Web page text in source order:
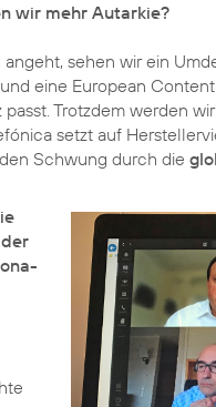
wir mehr Autarkie?
sehen wir ein
eine European
Trotzdem werden
setzt auf
Schwung durch die